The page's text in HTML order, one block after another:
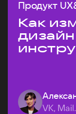
Продукт
Как
дизайн
VK,